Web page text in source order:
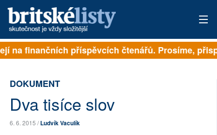
PŘIHLÁSIT
finančních příspěvcích čtenářů. Prosíme,
DOKUMENT
Dva tisíce slov
6. 6. 2015 /Ludvík Vaculík